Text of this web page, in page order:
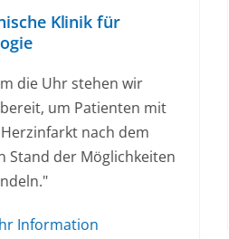
Medizinische Klinik für
Ryhthmologie
“Unser Anspruch ist es,
modernste Medizin mit
menschlicher Empathie zu
verbinden.”